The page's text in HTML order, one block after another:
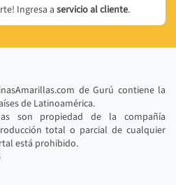
Ingresa a servicio al cliente.
de Gurú contiene la
de Latinoamérica.
son propiedad de la compañía
total o parcial de cualquier
está prohibido.